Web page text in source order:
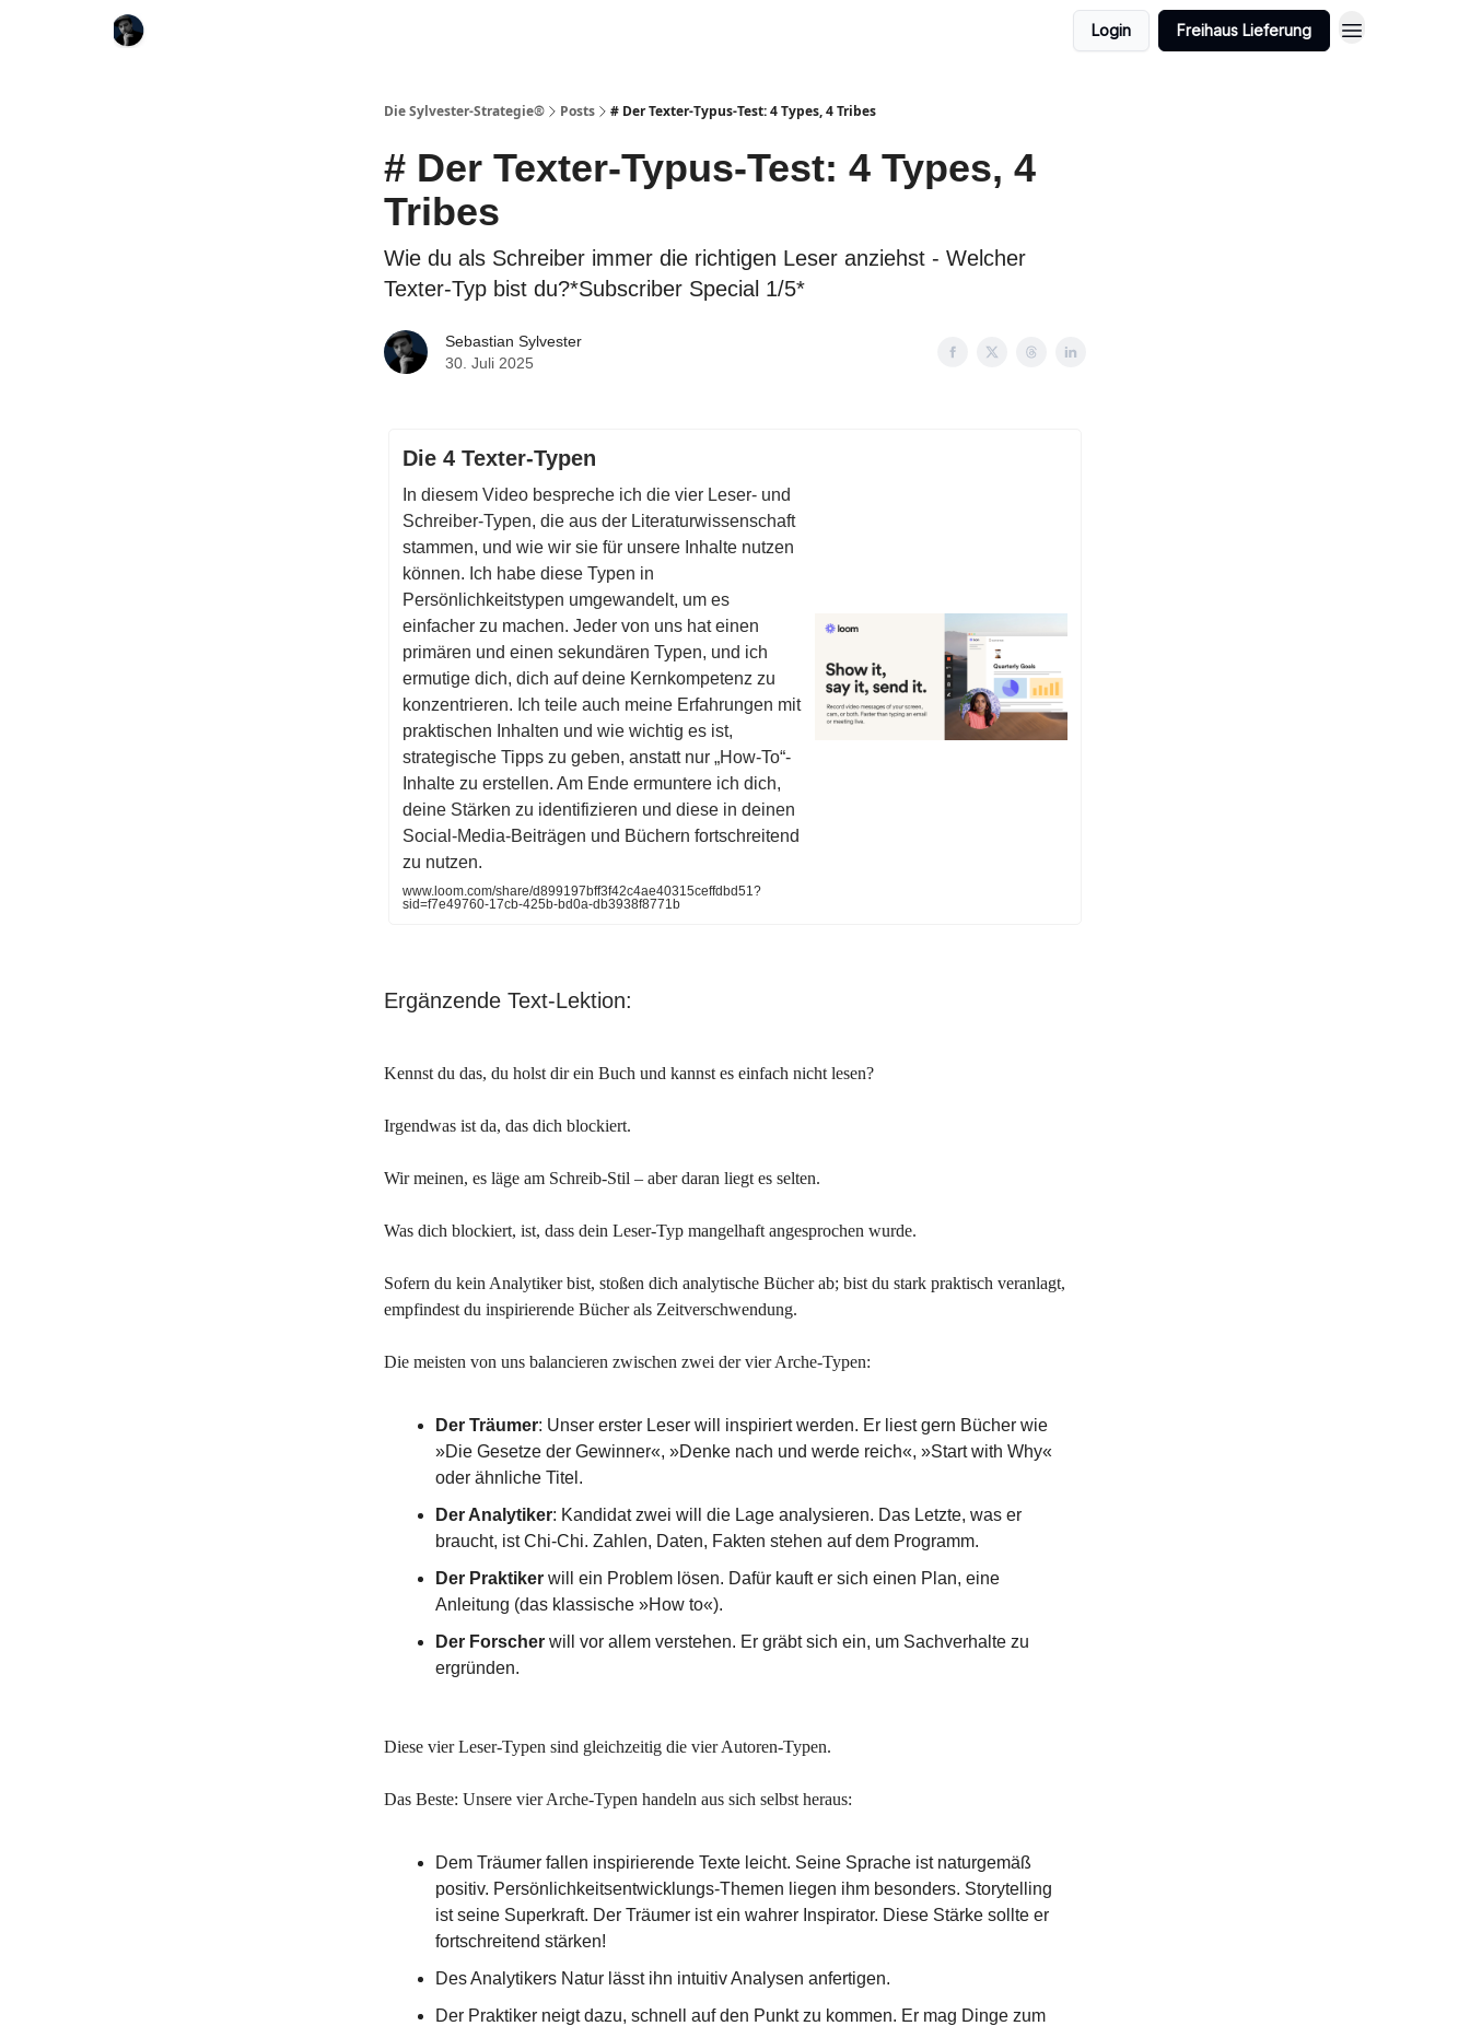
Login Freihaus Lieferung
Die Sylvester-Strategie®️ Posts # Der Texter-Typus-Test: 4 Types, 4 Tribes
# Der Texter-Typus-Test: 4 Types, 4
Tribes
Wie du als Schreiber immer die richtigen Leser anziehst - Welcher
Texter-Typ bist du?*Subscriber Special 1/5*
Sebastian Sylvester
30. Juli 2025
Die 4 Texter-Typen
In diesem Video bespreche ich die vier Leser- und
Schreiber-Typen, die aus der Literaturwissenschaft
stammen, und wie wir sie für unsere Inhalte nutzen
können. Ich habe diese Typen in
Persönlichkeitstypen umgewandelt, um es
einfacher zu machen. Jeder von uns hat einen
primären und einen sekundären Typen, und ich
ermutige dich, dich auf deine Kernkompetenz zu
konzentrieren. Ich teile auch meine Erfahrungen mit
praktischen Inhalten und wie wichtig es ist,
strategische Tipps zu geben, anstatt nur „How-To“-
Inhalte zu erstellen. Am Ende ermuntere ich dich,
deine Stärken zu identifizieren und diese in deinen
Social-Media-Beiträgen und Büchern fortschreitend
zu nutzen.
www.loom.com/share/d899197bff3f42c4ae40315ceffdbd51?
sid=f7e49760-17cb-425b-bd0a-db3938f8771b
Ergänzende Text-Lektion:
Kennst du das, du holst dir ein Buch und kannst es einfach nicht lesen?
Irgendwas ist da, das dich blockiert.
Wir meinen, es läge am Schreib-Stil – aber daran liegt es selten.
Was dich blockiert, ist, dass dein Leser-Typ mangelhaft angesprochen wurde.
Sofern du kein Analytiker bist, stoßen dich analytische Bücher ab; bist du stark praktisch veranlagt,
empfindest du inspirierende Bücher als Zeitverschwendung.
Die meisten von uns balancieren zwischen zwei der vier Arche-Typen:
Der Träumer: Unser erster Leser will inspiriert werden. Er liest gern Bücher wie
»Die Gesetze der Gewinner«, »Denke nach und werde reich«, »Start with Why«
oder ähnliche Titel.
Der Analytiker: Kandidat zwei will die Lage analysieren. Das Letzte, was er
braucht, ist Chi-Chi. Zahlen, Daten, Fakten stehen auf dem Programm.
Der Praktiker will ein Problem lösen. Dafür kauft er sich einen Plan, eine
Anleitung (das klassische »How to«).
Der Forscher will vor allem verstehen. Er gräbt sich ein, um Sachverhalte zu
ergründen.
Diese vier Leser-Typen sind gleichzeitig die vier Autoren-Typen.
Das Beste: Unsere vier Arche-Typen handeln aus sich selbst heraus:
Dem Träumer fallen inspirierende Texte leicht. Seine Sprache ist naturgemäß
positiv. Persönlichkeitsentwicklungs-Themen liegen ihm besonders. Storytelling
ist seine Superkraft. Der Träumer ist ein wahrer Inspirator. Diese Stärke sollte er
fortschreitend stärken!
Des Analytikers Natur lässt ihn intuitiv Analysen anfertigen.
Der Praktiker neigt dazu, schnell auf den Punkt zu kommen. Er mag Dinge zum